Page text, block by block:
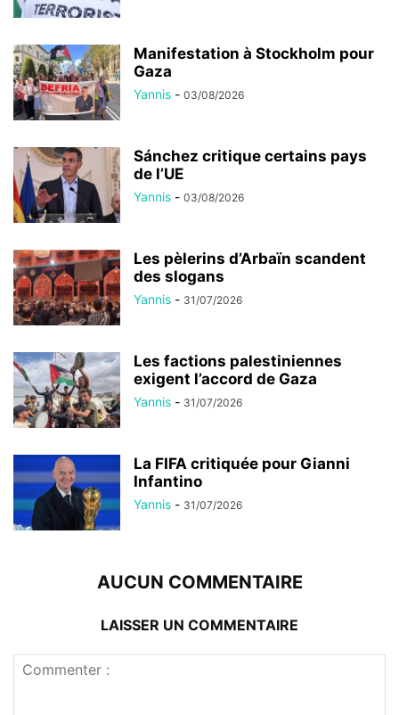
Manifestation à Stockholm pour
Gaza
Yannis - 03/08/2026
Sánchez critique certains pays
de l’UE
Yannis - 03/08/2026
Les pèlerins d’Arbaïn scandent
des slogans
Yannis - 31/07/2026
Les factions palestiniennes
exigent l’accord de Gaza
Yannis - 31/07/2026
La FIFA critiquée pour Gianni
Infantino
Yannis - 31/07/2026
AUCUN COMMENTAIRE
LAISSER UN COMMENTAIRE